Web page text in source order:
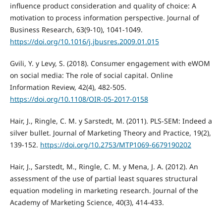
influence product consideration and quality of choice: A
motivation to process information perspective. Journal of
Business Research, 63(9-10), 1041-1049.
https://doi.org/10.1016/j.jbusres.2009.01.015
Gvili, Y. y Levy, S. (2018). Consumer engagement with eWOM
on social media: The role of social capital. Online
Information Review, 42(4), 482-505.
https://doi.org/10.1108/OIR-05-2017-0158
Hair, J., Ringle, C. M. y Sarstedt, M. (2011). PLS-SEM: Indeed a
silver bullet. Journal of Marketing Theory and Practice, 19(2),
139-152. https://doi.org/10.2753/MTP1069-6679190202
Hair, J., Sarstedt, M., Ringle, C. M. y Mena, J. A. (2012). An
assessment of the use of partial least squares structural
equation modeling in marketing research. Journal of the
Academy of Marketing Science, 40(3), 414-433.